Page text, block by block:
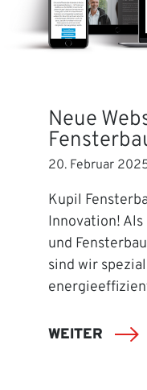
Neue
20. Februar
Kupil
Innovation!
und
sind wir
WEITER